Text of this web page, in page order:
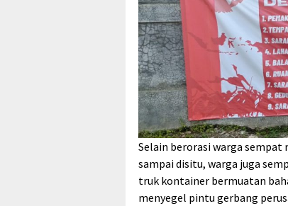
Selain berorasi warga sempat
sampai disitu, warga juga
truk kontainer bermuatan
menyegel pintu gerbang